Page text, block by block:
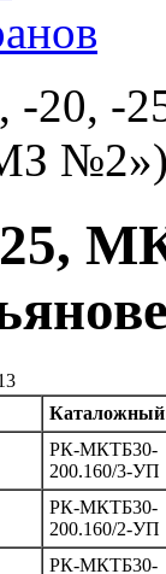
20, -
Каталожный
РК-МКТБ30-
200.160/3-УП
РК-МКТБ30-
200.160/2-УП
РК-МКТБ30-